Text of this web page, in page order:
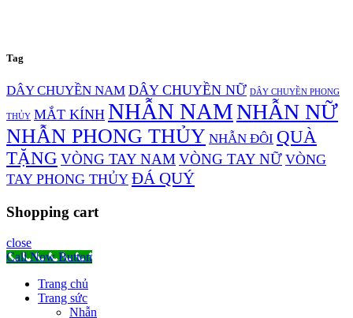
Tag
DÂY CHUYỀN NAM DÂY CHUYỀN NỮ DÂY CHUYỀN PHONG
THỦY MẮT KÍNH NHẪN NAMNHẪN NỮ
NHẪN PHONG THỦY NHẪN ĐÔI QUÀ
TẶNG VÒNG TAY NAMVÒNG TAY NỮ VÒNG
TAY PHONG THỦY ĐÁ QUÝ
Shopping cart
close
Call Now Button
Trang chủ
Trang sức
Nhẫn